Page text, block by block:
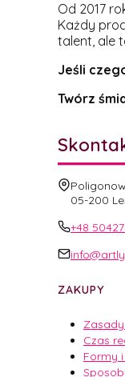
Od 2017
Każdy
talent, ale
Jeśli
Twórz
Adres:
05-200
+48
Linki w
ZAKUPY
Czas
Formy